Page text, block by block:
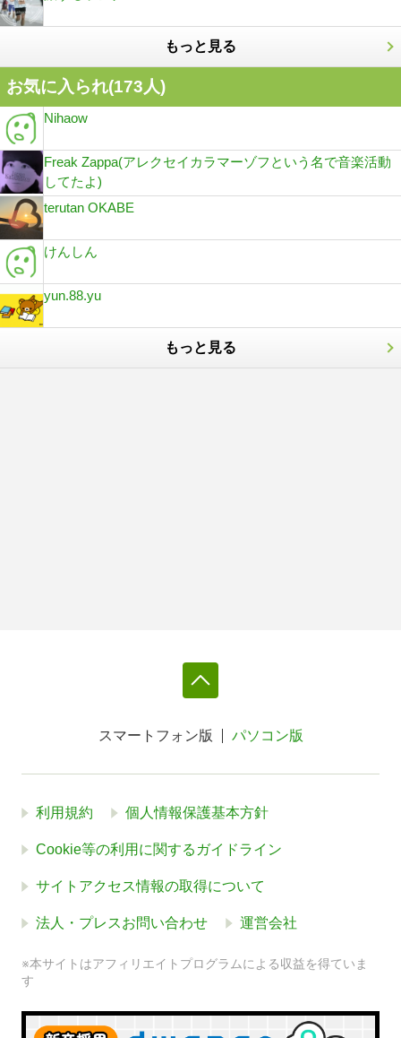
もっと見る
お気に入られ(173人)
Nihaow
Freak Zappa(アレクセイカラマーゾフという名で音楽活動
してたよ)
terutan OKABE
けんしん
yun.88.yu
もっと見る
スマートフォン版 パソコン版
利用規約 個人情報保護基本方針
Cookie等の利用に関するガイドライン
サイトアクセス情報の取得について
法人・プレスお問い合わせ 運営会社
※本サイトはアフィリエイトプログラムによる収益を得ていま
す